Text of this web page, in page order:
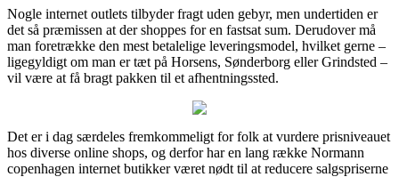
Nogle internet outlets tilbyder fragt uden gebyr, men undertiden er
det så præmissen at der shoppes for en fastsat sum. Derudover må
man foretrække den mest betalelige leveringsmodel, hvilket gerne –
ligegyldigt om man er tæt på Horsens, Sønderborg eller Grindsted –
vil være at få bragt pakken til et afhentningssted.
Det er i dag særdeles fremkommeligt for folk at vurdere prisniveauet
hos diverse online shops, og derfor har en lang række Normann
copenhagen internet butikker været nødt til at reducere salgspriserne